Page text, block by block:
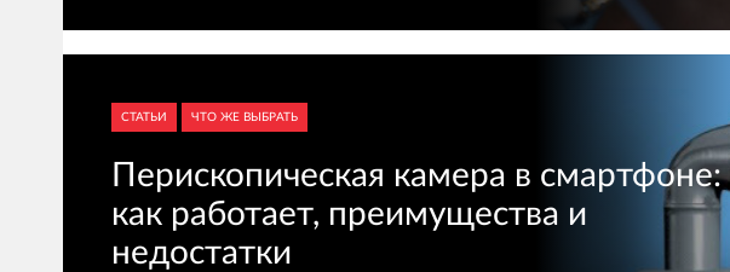
СТАТЬИ ЧТО ЖЕ ВЫБРАТЬ
Перископическая камера в смартфоне:
как работает, преимущества и
недостатки